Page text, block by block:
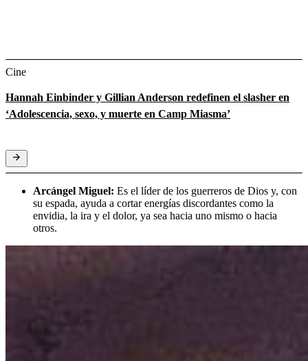
Cine
Hannah Einbinder y Gillian Anderson redefinen el slasher en
‘Adolescencia, sexo, y muerte en Camp Miasma’
Arcángel Miguel: Es el líder de los guerreros de Dios y, con
su espada, ayuda a cortar energías discordantes como la
envidia, la ira y el dolor, ya sea hacia uno mismo o hacia
otros.